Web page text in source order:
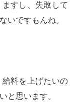
すし、失敗して
いですもんね。
料を上げたいの
と思います。